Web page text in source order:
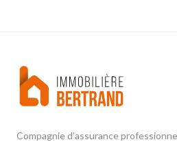
Compagnie d’assurance